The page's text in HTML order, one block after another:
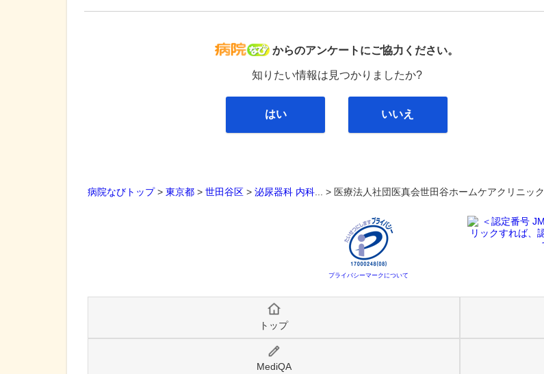
病院なび
からのアンケートにご協力ください。
知りたい情報は見つかりましたか?
はい いいえ
病院なびトップ> 東京都 > 世田谷区 > 泌尿器科 内科 ... > 医療法人社団医真会世田谷ホームケアクリニック
プライバシーマークについて
トップ
MediQA